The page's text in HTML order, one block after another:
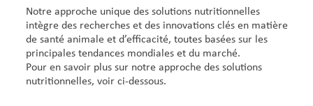
Notre approche unique des solutions nutritionnelles
intègre des recherches et des innovations clés en matière
de santé animale et d’efficacité, toutes basées sur les
principales tendances mondiales et du marché.
Pour en savoir plus sur notre approche des solutions
nutritionnelles, voir ci-dessous.